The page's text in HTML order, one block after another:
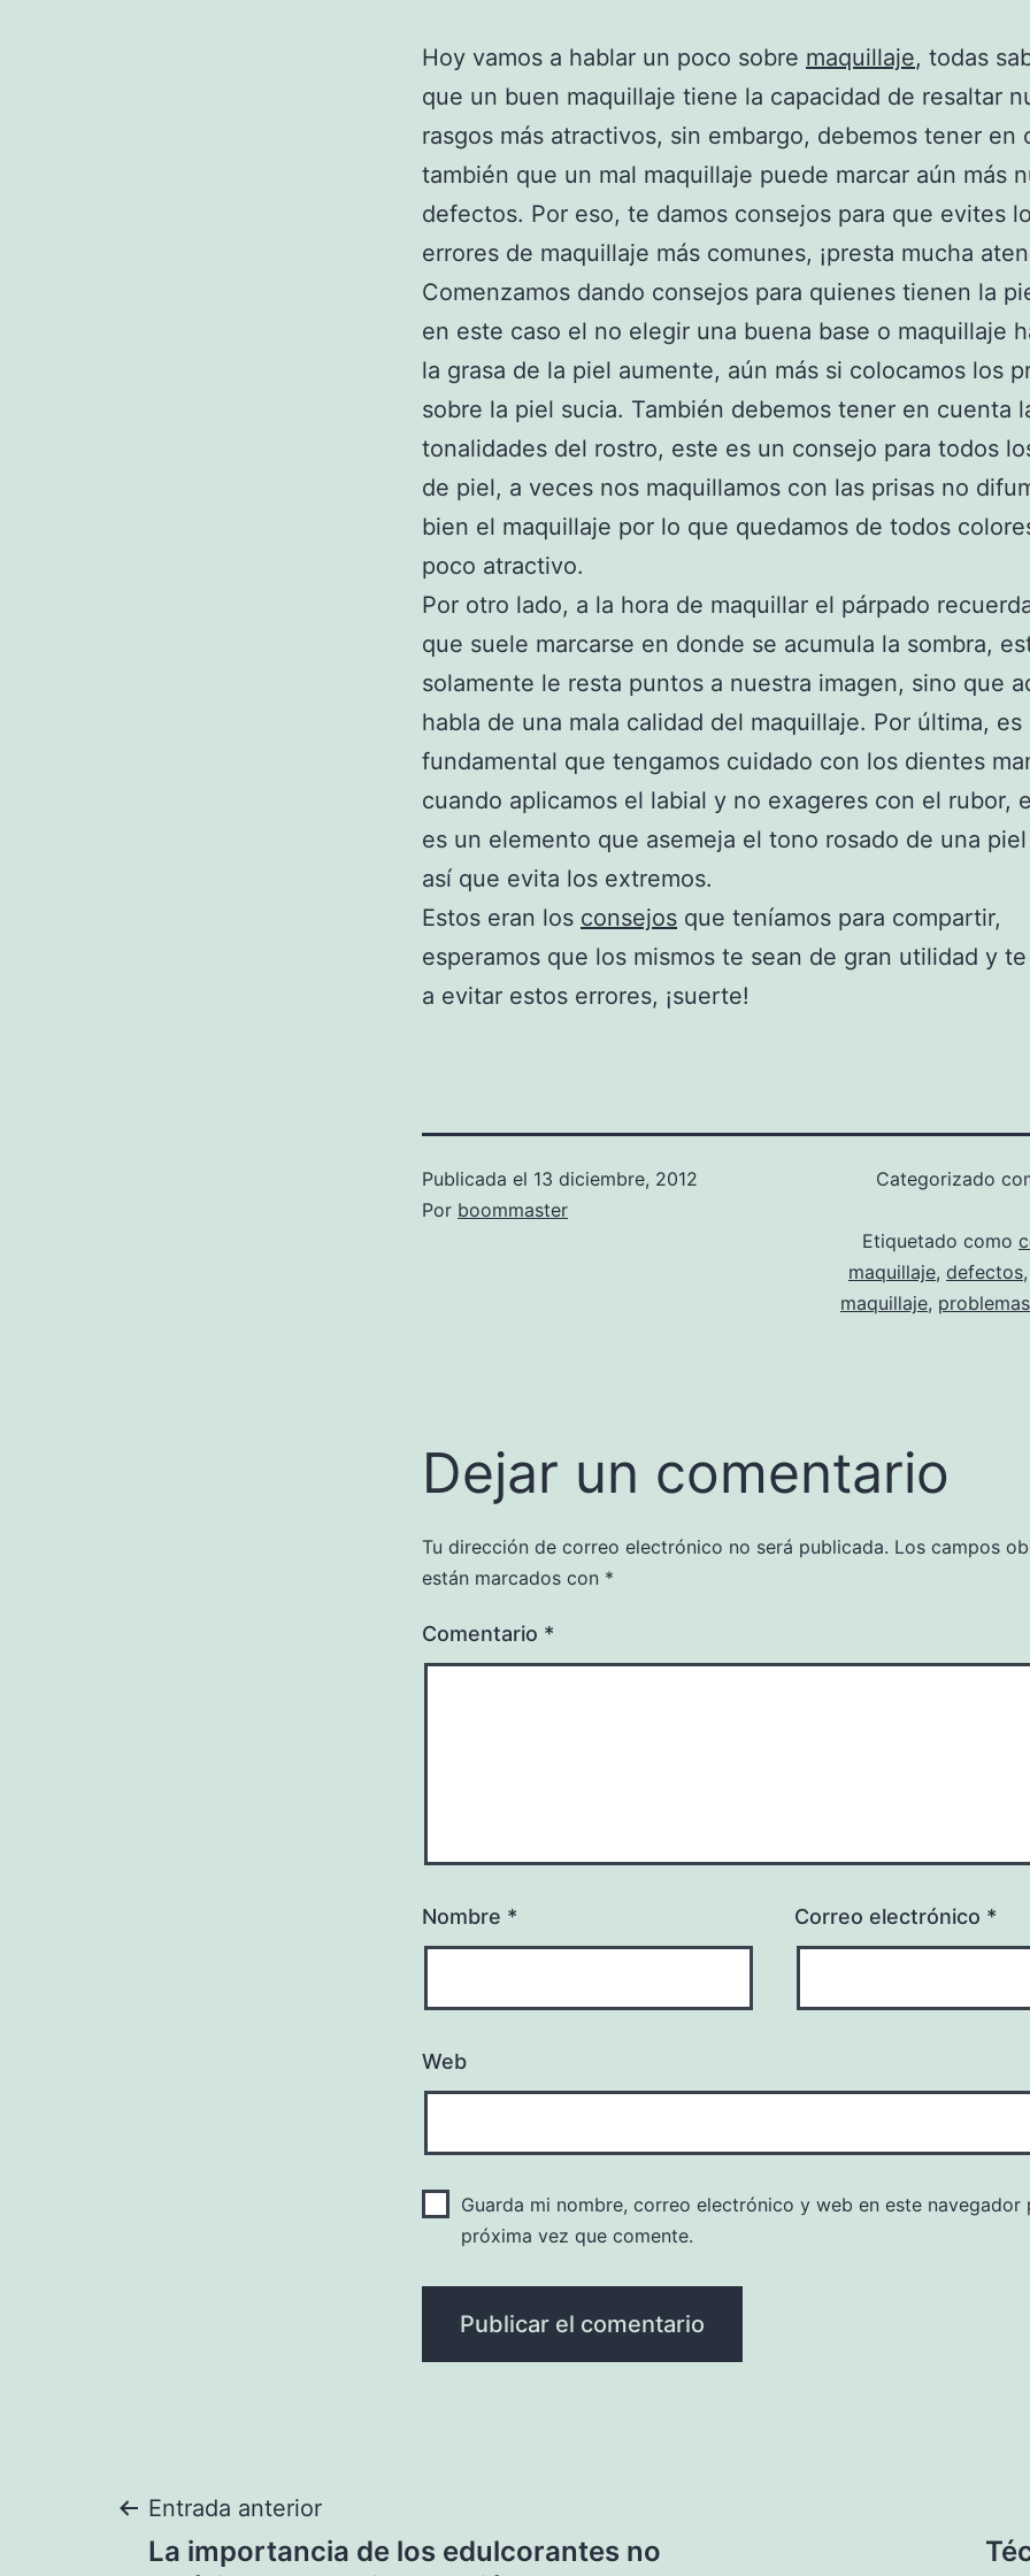
Hoy vamos a hablar un poco sobre maquillaje, todas
que un buen maquillaje tiene la capacidad de resaltar
rasgos más atractivos, sin embargo, debemos tener en
también que un mal maquillaje puede marcar aún más
defectos. Por eso, te damos consejos para que evites
errores de maquillaje más comunes, ¡presta mucha
Comenzamos dando consejos para quienes tienen la
en este caso el no elegir una buena base o maquillaje
la grasa de la piel aumente, aún más si colocamos los
sobre la piel sucia. También debemos tener en cuenta
tonalidades del rostro, este es un consejo para todos
de piel, a veces nos maquillamos con las prisas no
bien el maquillaje por lo que quedamos de todos
poco atractivo.
Por otro lado, a la hora de maquillar el párpado
que suele marcarse en donde se acumula la sombra,
solamente le resta puntos a nuestra imagen, sino que
habla de una mala calidad del maquillaje. Por última, es
fundamental que tengamos cuidado con los dientes
cuando aplicamos el labial y no exageres con el rubor,
es un elemento que asemeja el tono rosado de una piel
así que evita los extremos.
Estos eran los consejos que teníamos para compartir,
esperamos que los mismos te sean de gran utilidad y
a evitar estos errores, ¡suerte!
Publicada el 13 diciembre, 2012
Por boommaster
Categorizado
Etiquetado como
maquillaje, defectos,
maquillaje,
Dejar un comentario
Tu dirección de correo electrónico no será publicada. Los campos
están marcados con *
Comentario *
Nombre * Correo electrónico *
Web
Guarda mi nombre, correo electrónico y web en este navegador
próxima vez que comente.
Navegación
Entrada anterior
La importancia de los edulcorantes no